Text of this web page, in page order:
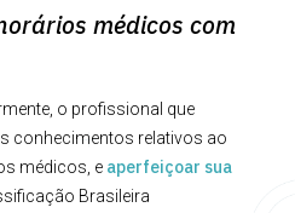
médicos com
o profissional que
conhecimentos relativos ao
médicos, e aperfeiçoar sua
Brasileira